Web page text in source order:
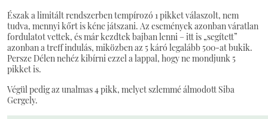
Észak a limitált rendszerben tempírozó 1 pikket válaszolt, nem
tudva, mennyi kőrt is kéne játszani. Az események azonban váratlan
fordulatot vettek, és már kezdtek bajban lenni – itt is „segített”
azonban a treff indulás, miközben az 5 káró legalább 500-at bukik.
Persze Délen nehéz kibírni ezzel a lappal, hogy ne mondjunk 5
pikket is.
Végül pedig az unalmas 4 pikk, melyet szlemmé álmodott Siba
Gergely.